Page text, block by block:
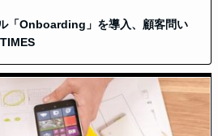
「Onboarding」を導入、顧客問い